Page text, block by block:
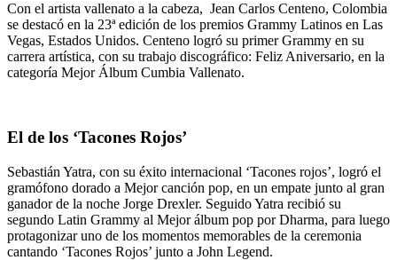
Con el artista vallenato a la cabeza, Jean Carlos Centeno, Colombia
se destacó en la 23ª edición de los premios Grammy Latinos en Las
Vegas, Estados Unidos. Centeno logró su primer Grammy en su
carrera artística, con su trabajo discográfico: Feliz Aniversario, en la
categoría Mejor Álbum Cumbia Vallenato.
El de los ‘Tacones Rojos’
Sebastián Yatra, con su éxito internacional ‘Tacones rojos’, logró el
gramófono dorado a Mejor canción pop, en un empate junto al gran
ganador de la noche Jorge Drexler. Seguido Yatra recibió su
segundo Latin Grammy al Mejor álbum pop por Dharma, para luego
protagonizar uno de los momentos memorables de la ceremonia
cantando ‘Tacones Rojos’ junto a John Legend.